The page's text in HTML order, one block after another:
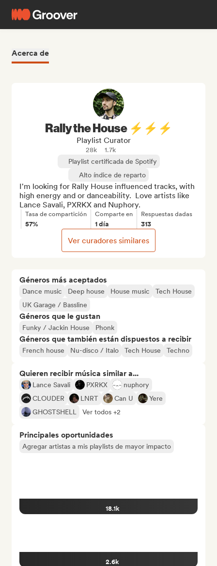
Acerca de
Géneros más aceptados
Dance music Deep house House music
Tech House
UK Garage / Bassline
Géneros que le gustan
Funky / Jackin House Phonk
Géneros que también están dispuestos a recibir
French house Nu-disco / Italo Tech House Techno
Quieren recibir música similar a...
Lance Savali PXRKX
nuphory
CLOUDER
LNRT Can U
Yere
GHOSTSHELL
Ver todos +2
Principales oportunidades
Agregar artistas a mis playlists de mayor impacto
18.1k
2.6k
Rally the House ⚡⚡⚡
Playlist Curator
28k
1.7k
Playlist certificada de Spotify
Alto índice de reparto
I'm looking for Rally House influenced tracks, with
high energy and or danceability.  Love artists like
Lance Savali, PXRKX and Nuphory.
Tasa de compartición
57%
Comparte en
1 día
Respuestas dadas
313
Ver curadores similares